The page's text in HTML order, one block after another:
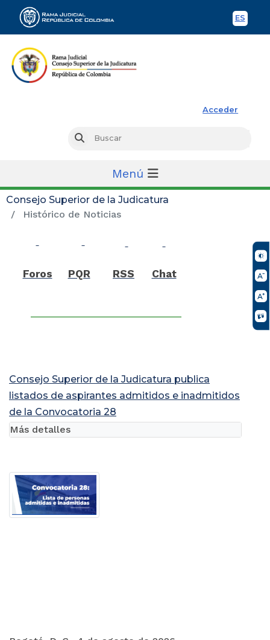
ES
Acceder
Buscar
Menú
Consejo Superior de la Judicatura
Histórico de Noticias
Foros PQR RSS Chat
Consejo Superior de la Judicatura publica
listados de aspirantes admitidos e inadmitidos
de la Convocatoria 28
Más detalles